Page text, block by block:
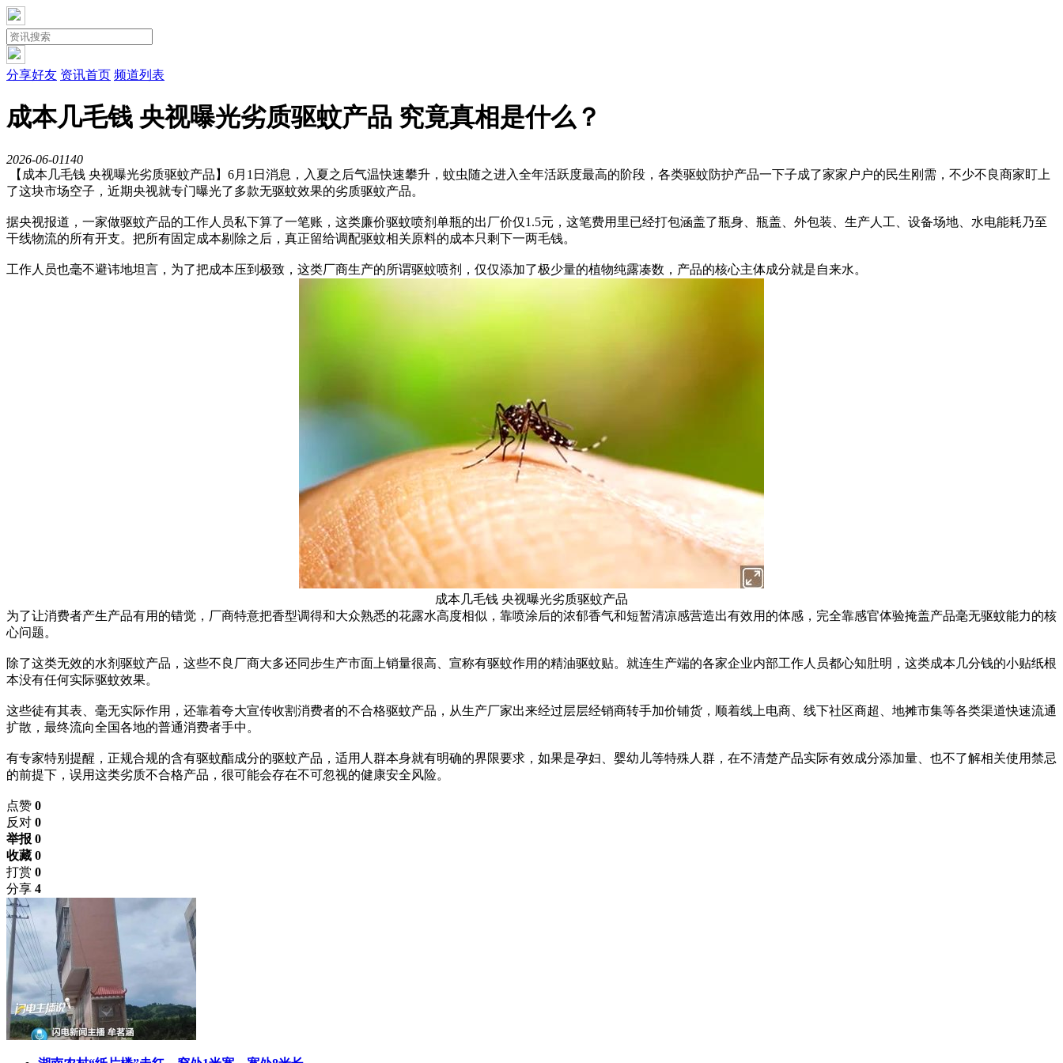
分享好友 资讯首页 频道列表
成本几毛钱 央视曝光劣质驱蚊产品 究竟真相是什么？
2026-06-01140
【成本几毛钱 央视曝光劣质驱蚊产品】6月1日消息，入夏之后气温快速攀升，蚊虫随之进入全年活跃度最高的阶段，各类驱蚊防护产品一下子成了家家户户的民生刚需，不少不良商家盯上
了这块市场空子，近期央视就专门曝光了多款无驱蚊效果的劣质驱蚊产品。
据央视报道，一家做驱蚊产品的工作人员私下算了一笔账，这类廉价驱蚊喷剂单瓶的出厂价仅1.5元，这笔费用里已经打包涵盖了瓶身、瓶盖、外包装、生产人工、设备场地、水电能耗乃至
干线物流的所有开支。把所有固定成本剔除之后，真正留给调配驱蚊相关原料的成本只剩下一两毛钱。
工作人员也毫不避讳地坦言，为了把成本压到极致，这类厂商生产的所谓驱蚊喷剂，仅仅添加了极少量的植物纯露凑数，产品的核心主体成分就是自来水。
成本几毛钱 央视曝光劣质驱蚊产品
为了让消费者产生产品有用的错觉，厂商特意把香型调得和大众熟悉的花露水高度相似，靠喷涂后的浓郁香气和短暂清凉感营造出有效用的体感，完全靠感官体验掩盖产品毫无驱蚊能力的核
心问题。
除了这类无效的水剂驱蚊产品，这些不良厂商大多还同步生产市面上销量很高、宣称有驱蚊作用的精油驱蚊贴。就连生产端的各家企业内部工作人员都心知肚明，这类成本几分钱的小贴纸根
本没有任何实际驱蚊效果。
这些徒有其表、毫无实际作用，还靠着夸大宣传收割消费者的不合格驱蚊产品，从生产厂家出来经过层层经销商转手加价铺货，顺着线上电商、线下社区商超、地摊市集等各类渠道快速流通
扩散，最终流向全国各地的普通消费者手中。
有专家特别提醒，正规合规的含有驱蚊酯成分的驱蚊产品，适用人群本身就有明确的界限要求，如果是孕妇、婴幼儿等特殊人群，在不清楚产品实际有效成分添加量、也不了解相关使用禁忌
的前提下，误用这类劣质不合格产品，很可能会存在不可忽视的健康安全风险。
点赞 0
反对 0
举报 0
收藏 0
打赏 0
分享 4